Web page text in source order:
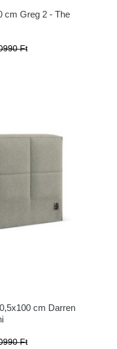
cm Greg 2 - The
Ft
cm Darren
Ft